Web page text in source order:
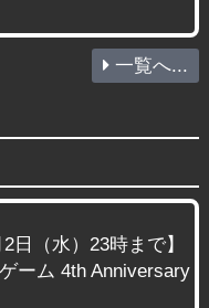
一覧へ...
日（水）23時まで】
ーム 4th Anniversary